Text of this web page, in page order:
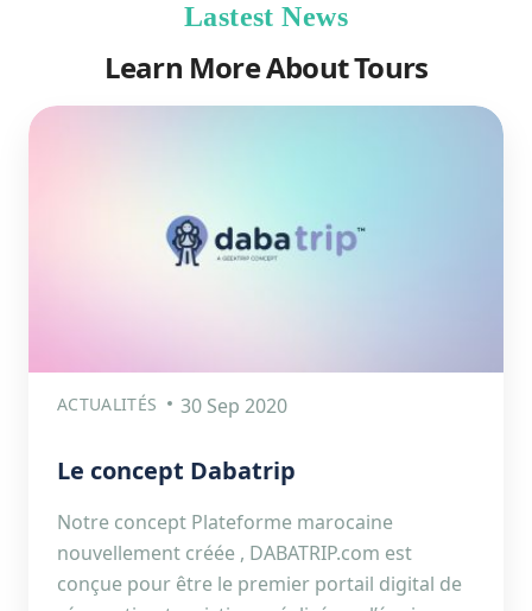
Lastest News
Learn More About Tours
ACTUALITÉS 30 Sep 2020
Le concept Dabatrip
Notre concept Plateforme marocaine
nouvellement créée , DABATRIP.com est
conçue pour être le premier portail digital de